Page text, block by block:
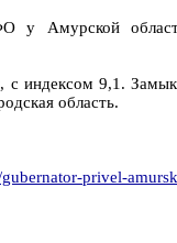
у Амурской
с индексом 9,1.
область.
privel-